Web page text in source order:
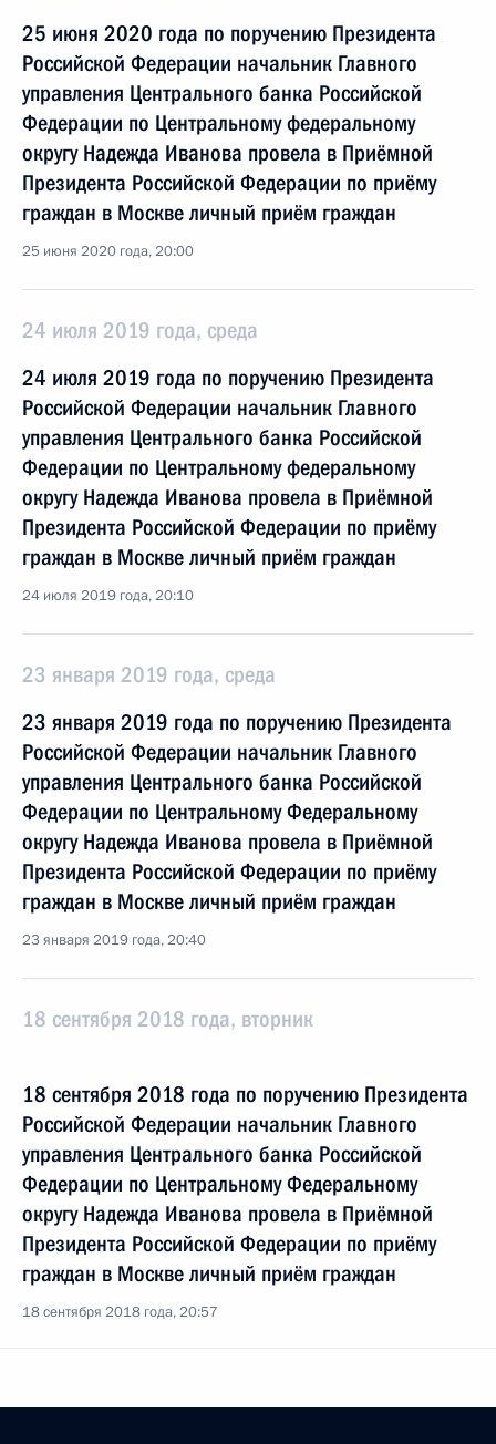
25 июня 2020 года по поручению Президента
Российской Федерации начальник Главного
управления Центрального банка Российской
Федерации по Центральному федеральному
округу Надежда Иванова провела в Приёмной
Президента Российской Федерации по приёму
граждан в Москве личный приём граждан
25 июня 2020 года, 20:00
24 июля 2019 года, среда
24 июля 2019 года по поручению Президента
Российской Федерации начальник Главного
управления Центрального банка Российской
Федерации по Центральному федеральному
округу Надежда Иванова провела в Приёмной
Президента Российской Федерации по приёму
граждан в Москве личный приём граждан
24 июля 2019 года, 20:10
23 января 2019 года, среда
23 января 2019 года по поручению Президента
Российской Федерации начальник Главного
управления Центрального банка Российской
Федерации по Центральному Федеральному
округу Надежда Иванова провела в Приёмной
Президента Российской Федерации по приёму
граждан в Москве личный приём граждан
23 января 2019 года, 20:40
18 сентября 2018 года, вторник
18 сентября 2018 года по поручению Президента
Российской Федерации начальник Главного
управления Центрального банка Российской
Федерации по Центральному Федеральному
округу Надежда Иванова провела в Приёмной
Президента Российской Федерации по приёму
граждан в Москве личный приём граждан
18 сентября 2018 года, 20:57